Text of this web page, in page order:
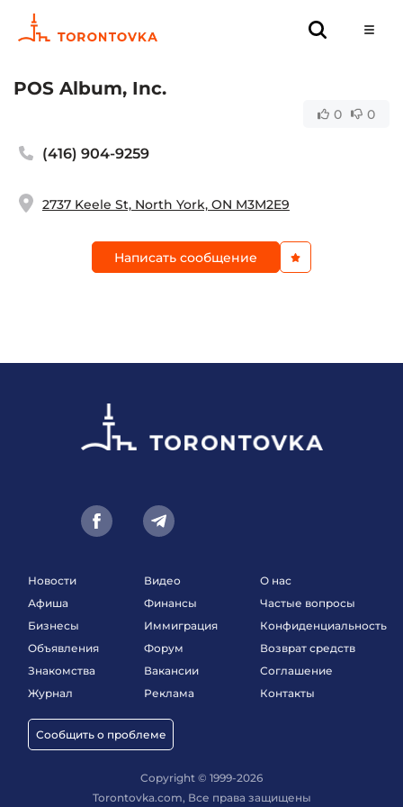
POS Album, Inc.
0 0
(416) 904-9259
2737 Keele St, North York, ON M3M2E9
Написать сообщение
Новости
Афиша
Бизнесы
Объявления
Знакомства
Журнал
Сообщить о проблеме
Видео
Финансы
Иммиграция
Форум
Вакансии
Реклама
О нас
Частые вопросы
Конфиденциальность
Возврат средств
Соглашение
Контакты
Copyright © 1999-2026
Torontovka.com, Все права защищены